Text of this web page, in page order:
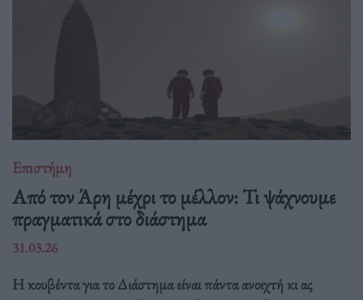
Επιστήμη
Από τον Άρη μέχρι το μέλλον: Τι ψάχνουμε
πραγματικά στο διάστημα
31.03.26
Η κουβέντα για το Διάστημα είναι πάντα ανοιχτή κι ας